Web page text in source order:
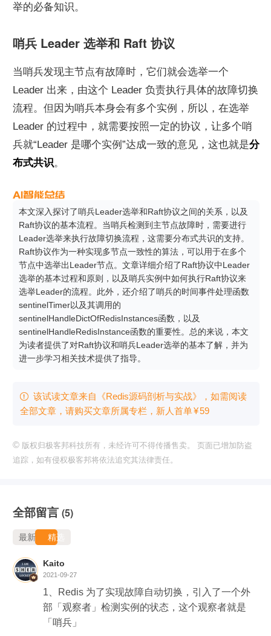
举的必备知识。
哨兵 Leader 选举和 Raft 协议
当哨兵发现主节点有故障时，它们就会选举一个
Leader 出来，由这个 Leader 负责执行具体的故障切换
流程。但因为哨兵本身会有多个实例，所以，在选举
Leader 的过程中，就需要按照一定的协议，让多个哨
兵就“Leader 是哪个实例”达成一致的意见，这也就是分
布式共识。
本文深入探讨了哨兵Leader选举和Raft协议之间的关系，以及
Raft协议的基本流程。当哨兵检测到主节点故障时，需要进行
Leader选举来执行故障切换流程，这需要分布式共识的支持。
Raft协议作为一种实现多节点一致性的算法，可以用于在多个
节点中选举出Leader节点。文章详细介绍了Raft协议中Leader
选举的基本过程和原则，以及哨兵实例中如何执行Raft协议来
选举Leader的流程。此外，还介绍了哨兵的时间事件处理函数
sentinelTimer以及其调用的
sentinelHandleDictOfRedisInstances函数，以及
sentinelHandleRedisInstance函数的重要性。总的来说，本文
为读者提供了对Raft协议和哨兵Leader选举的基本了解，并为
进一步学习相关技术提供了指导。
 该试读文章来自《Redis源码剖析与实战》，如需阅读
全部文章，请购买文章所属专栏 ，新⼈⾸单¥59
© 版权归极客邦科技所有，未经许可不得传播售卖。 页面已增加防盗
追踪，如有侵权极客邦将依法追究其法律责任。
全部留言 (5)
最新 精选
Kaito
2021-09-27
1、Redis 为了实现故障自动切换，引入了一个外
部「观察者」检测实例的状态，这个观察者就是
「哨兵」